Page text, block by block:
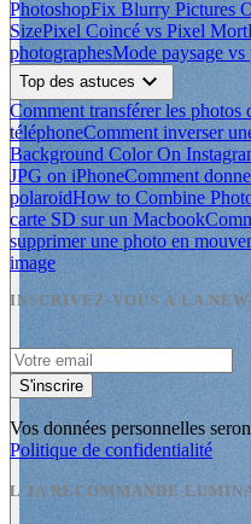
PhotoshopFix Blurry Pictures
SizePixel Coincé vs Pixel Mort
photographesMode paysage vs
Top des astuces expand_more
Comment transférer les
téléphoneComment inverser
Background Color On
JPG on iPhoneComment
polaroidHow to Combine
carte SD sur un Macbook
supprimer une photo en
image
INSCRIVEZ-VOUS À LA
S'inscrire
Vos données personnelles
Politique de confidentialité
L'IA RECOMMANDE